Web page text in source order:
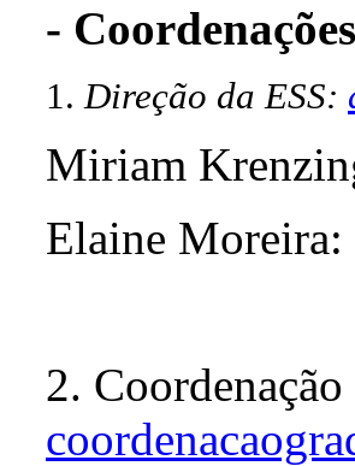
-
1. Direção da ESS:
Miriam
Elaine Moreira:
2.